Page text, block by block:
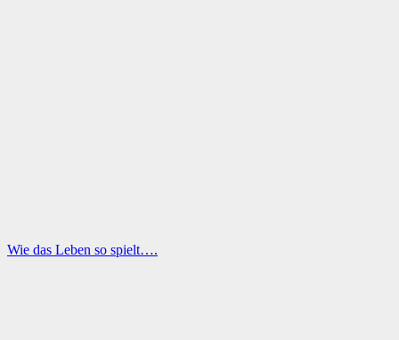
Wie das Leben so spielt….